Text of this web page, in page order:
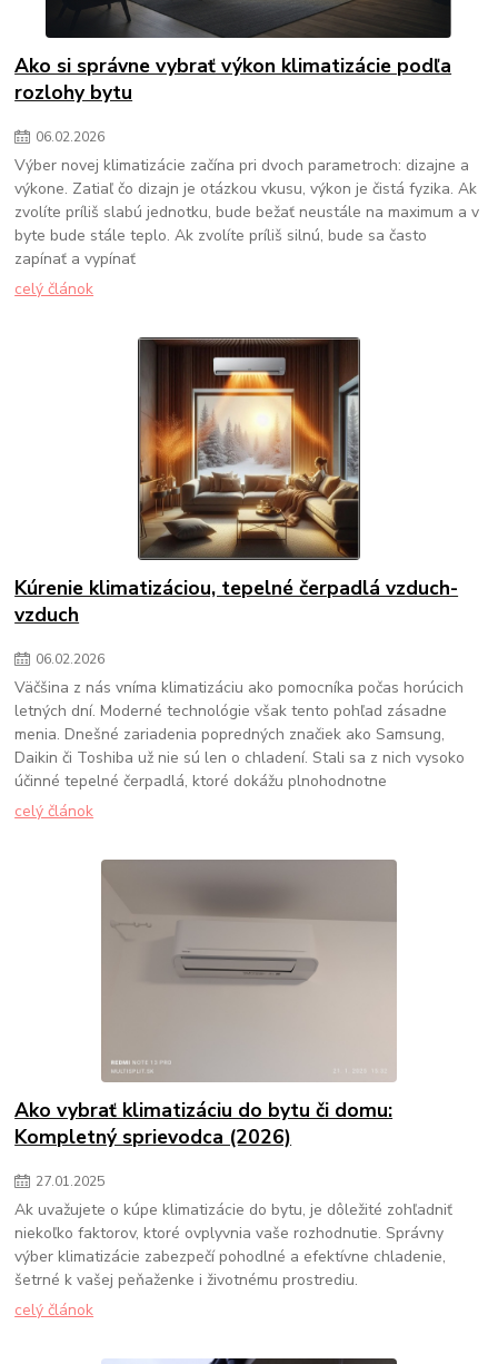
Ako si správne vybrať výkon klimatizácie podľa
rozlohy bytu
06.02.2026
Výber novej klimatizácie začína pri dvoch parametroch: dizajne a
výkone. Zatiaľ čo dizajn je otázkou vkusu, výkon je čistá fyzika. Ak
zvolíte príliš slabú jednotku, bude bežať neustále na maximum a v
byte bude stále teplo. Ak zvolíte príliš silnú, bude sa často
zapínať a vypínať
celý článok
Kúrenie klimatizáciou, tepelné čerpadlá vzduch-
vzduch
06.02.2026
Väčšina z nás vníma klimatizáciu ako pomocníka počas horúcich
letných dní. Moderné technológie však tento pohľad zásadne
menia. Dnešné zariadenia popredných značiek ako Samsung,
Daikin či Toshiba už nie sú len o chladení. Stali sa z nich vysoko
účinné tepelné čerpadlá, ktoré dokážu plnohodnotne
celý článok
Ako vybrať klimatizáciu do bytu či domu:
Kompletný sprievodca (2026)
27.01.2025
Ak uvažujete o kúpe klimatizácie do bytu, je dôležité zohľadniť
niekoľko faktorov, ktoré ovplyvnia vaše rozhodnutie. Správny
výber klimatizácie zabezpečí pohodlné a efektívne chladenie,
šetrné k vašej peňaženke i životnému prostrediu.
celý článok